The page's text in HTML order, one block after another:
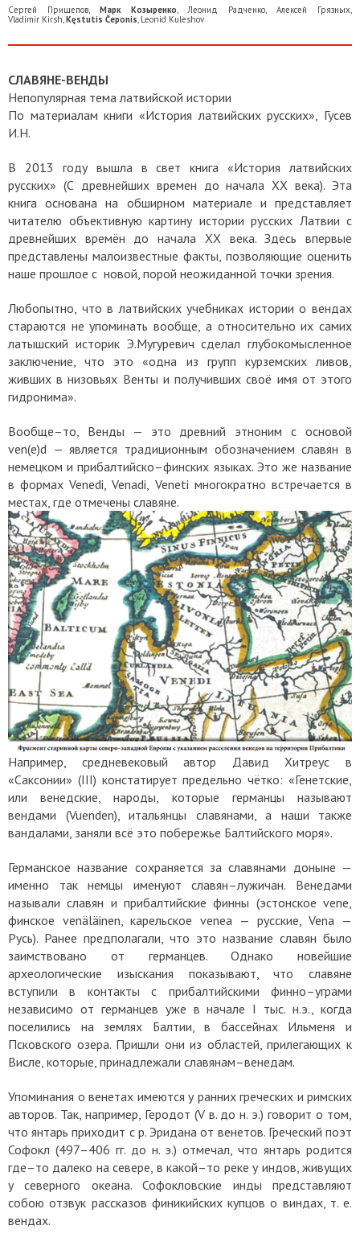
Сергей Прищепов, Марк Козыренко Леонид Радченко ,Алексей Грязных
Vladimir Kirsh Kęstutis Čeponis Leonid Kuleshov
СЛАВЯНЕ-ВЕНДЫ
Непопулярная тема латвийской истории
По материалам книги «История латвийских русских», Гусев
И.Н.
В 2013 году вышла в свет книга «История латвийских
русских» (С древнейших времен до начала XX века). Эта
книга основана на обширном материале и представляет
читателю объективную картину истории русских Латвии с
древнейших времён до начала XX века. Здесь впервые
представлены малоизвестные факты, позволяющие оценить
наше прошлое с новой, порой неожиданной точки зрения.
Любопытно, что в латвийских учебниках истории о вендах
стараются не упоминать вообще, а относительно их самих
латышский историк Э.Мугуревич сделал глубокомысленное
заключение, что это «одна из групп курземских ливов,
живших в низовьях Венты и получивших своё имя от этого
гидронима».
Вообще–то, Венды — это древний этноним с основой
ven(e)d — является традиционным обозначением славян в
немецком и прибалтийско–финских языках. Это же название
в формах Venedi, Venadi, Veneti многократно встречается в
местах, где отмечены славяне.
Например, средневековый автор Давид Хитреус в
«Саксонии» (III) констатирует предельно чётко: «Генетские,
или венедские, народы, которые германцы называют
вендами (Vuenden), итальянцы славянами, а наши также
вандалами, заняли всё это побережье Балтийского моря».
Германское название сохраняется за славянами доныне —
именно так немцы именуют славян–лужичан. Венедами
называли славян и прибалтийские финны (эстонское vene,
финское venäläinen, карельское venea — русские, Vena —
Русь). Ранее предполагали, что это название славян было
заимствовано от германцев. Однако новейшие
археологические изыскания показывают, что славяне
вступили в контакты с прибалтийскими финно–уграми
независимо от германцев уже в начале I тыс. н.э., когда
поселились на землях Балтии, в бассейнах Ильменя и
Псковского озера. Пришли они из областей, прилегающих к
Висле, которые, принадлежали славянам–венедам.
Упоминания о венетах имеются у ранних греческих и римских
авторов. Так, например, Геродот (V в. до н. э.) говорит о том,
что янтарь приходит с р. Эридана от венетов. Греческий поэт
Софокл (497–406 гг. до н. э.) отмечал, что янтарь родится
где–то далеко на севере, в какой–то реке у индов, живущих
у северного океана. Софокловские инды представляют
собою отзвук рассказов финикийских купцов о виндах, т. е.
вендах.